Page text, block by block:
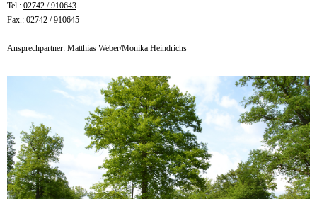
Tel.: 02742 / 910643
Fax.: 02742 / 910645
Ansprechpartner: Matthias Weber/Monika Heindrichs